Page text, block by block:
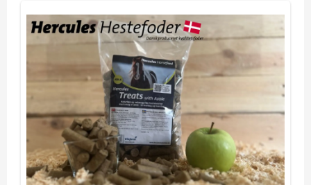
Klik ind og læs hvordan du beregner fodringsprisen pr.